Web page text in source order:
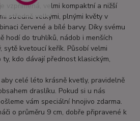
je vzpřímená, velmi kompaktní a nižší
středně velkými, plnými květy v
červené a bílé barvy. Díky svému
hodí do truhlíků, nádob i menších
sytě kvetoucí keřík. Působí velmi
kdo dávají přednost klasickým,
celé léto krásně kvetly, pravidelně
draslíku. Pokud si u nás
vám speciální hnojivo zdarma.
o průměru 9 cm, dobře připravené k